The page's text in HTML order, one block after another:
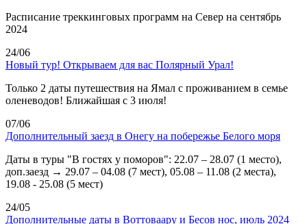
Расписание треккинговых программ на Север на сентябрь
2024
24/06
Новый тур! Открываем для вас Полярный Урал!
Только 2 даты путешествия на Ямал с проживанием в семье
оленеводов! Ближайшая с 3 июля!
07/06
Дополнительный заезд в Онегу на побережье Белого моря
Даты в туры "В гостях у поморов": 22.07 – 28.07 (1 место),
доп.заезд → 29.07 – 04.08 (7 мест), 05.08 – 11.08 (2 места),
19.08 - 25.08 (5 мест)
24/05
Дополнительные даты в Воттоваару и Бесов нос, июль 2024